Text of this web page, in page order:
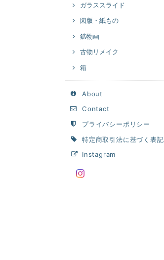
ガラススライド
図版・紙もの
鉱物画
古物リメイク
箱
About
Contact
プライバシーポリシー
特定商取引法に基づく表記
Instagram